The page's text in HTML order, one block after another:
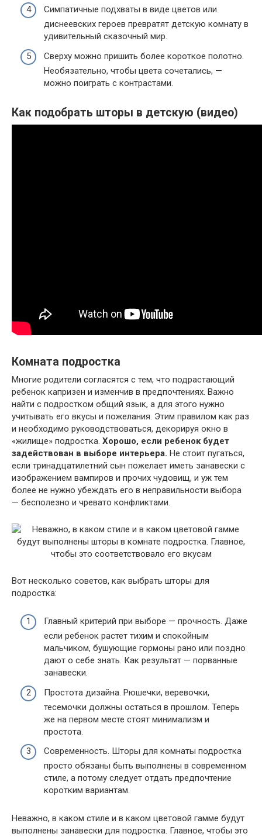
Симпатичные подхваты в виде цветов или
диснеевских героев превратят детскую комнату в
удивительный сказочный мир.
Сверху можно пришить более короткое полотно.
Необязательно, чтобы цвета сочетались, —
можно поиграть с контрастами.
Как подобрать шторы в детскую (видео)
Комната подростка
Многие родители согласятся с тем, что подрастающий
ребенок капризен и изменчив в предпочтениях. Важно
найти с подростком общий язык, а для этого нужно
учитывать его вкусы и пожелания. Этим правилом как раз
и необходимо руководствоваться, декорируя окно в
«жилище» подростка. Хорошо, если ребенок будет
задействован в выборе интерьера. Не стоит пугаться,
если тринадцатилетний сын пожелает иметь занавески с
изображением вампиров и прочих чудовищ, и уж тем
более не нужно убеждать его в неправильности выбора
— бесполезно и чревато конфликтами.
Вот несколько советов, как выбрать шторы для
подростка:
Главный критерий при выборе — прочность. Даже
если ребенок растет тихим и спокойным
мальчиком, бушующие гормоны рано или поздно
дают о себе знать. Как результат — порванные
занавески.
Простота дизайна. Рюшечки, веревочки,
тесемочки должны остаться в прошлом. Теперь
же на первом месте стоят минимализм и
простота.
Современность. Шторы для комнаты подростка
просто обязаны быть выполнены в современном
стиле, а потому следует отдать предпочтение
коротким вариантам.
Неважно, в каком стиле и в каком цветовой гамме будут
выполнены занавески для подростка. Главное, чтобы это